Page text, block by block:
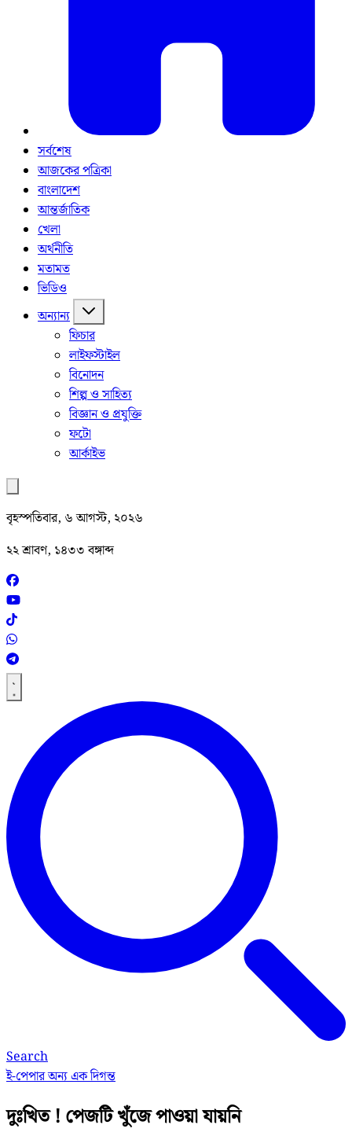
সর্বশেষ
আজকের পত্রিকা
বাংলাদেশ
আন্তর্জাতিক
খেলা
অর্থনীতি
মতামত
ভিডিও
অন্যান্য
ফিচার
লাইফস্টাইল
বিনোদন
শিল্প ও সাহিত্য
বিজ্ঞান ও প্রযুক্তি
ফটো
আর্কাইভ
বৃহস্পতিবার, ৬ আগস্ট, ২০২৬
২২ শ্রাবণ, ১৪৩৩ বঙ্গাব্দ
Search
ই-পেপারঅন্য এক দিগন্ত
দুঃখিত ! পেজটি খুঁজে পাওয়া যায়নি